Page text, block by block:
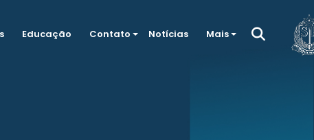
Educação Contato Notícias Mais